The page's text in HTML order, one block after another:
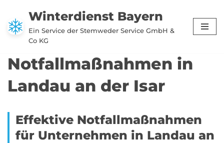
Zum
Inhalt
Winterdienst Bayern
Ein Service der Stemweder Service GmbH &
Co KG
Notfallmaßnahmen in
Landau an der Isar
Effektive Notfallmaßnahmen
für Unternehmen in Landau an